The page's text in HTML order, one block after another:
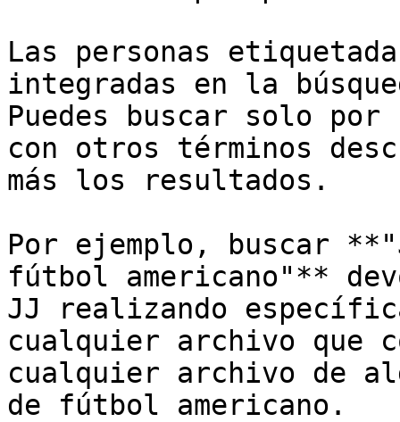
Las personas
integradas en la
Puedes buscar solo por
con otros términos
más los resultados.
Por ejemplo, buscar
fútbol americano"**
JJ realizando
cualquier archivo que
cualquier archivo de
de fútbol americano.